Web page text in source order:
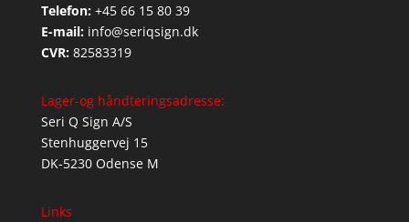
Telefon: +45 66 15 80 39
E-mail: info@seriqsign.dk
CVR: 82583319
Lager-og håndteringsadresse:
Seri Q Sign A/S
Stenhuggervej 15
DK-5230 Odense M
Links